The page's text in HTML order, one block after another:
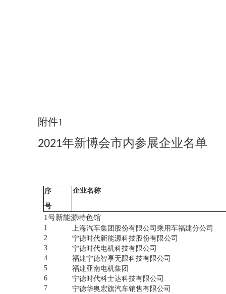
附件1
2021年新博会市内参展企业名单
序
号
企业名称
1号新能源特色馆
1
上海汽车集团股份有限公司乘用车福建分公司
2
宁德时代新能源科技股份有限公司
3
宁德时代电机科技有限公司
4
福建宁德智享无限科技有限公司
5
福建亚南电机集团
6
宁德时代科士达科技有限公司
7
宁德华奥宏旗汽车销售有限公司